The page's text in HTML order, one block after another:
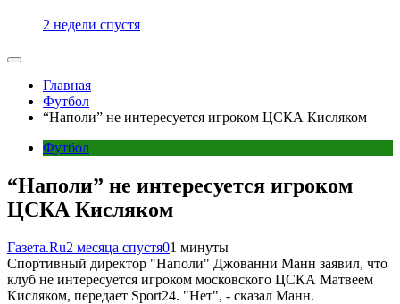
2 недели спустя
Главная
Футбол
“Наполи” не интересуется игроком ЦСКА Кисляком
Футбол
“Наполи” не интересуется игроком
ЦСКА Кисляком
Газета.Ru2 месяца спустя01 минуты
Спортивный директор "Наполи" Джованни Манн заявил, что
клуб не интересуется игроком московского ЦСКА Матвеем
Кисляком, передает Sport24. "Нет", - сказал Манн.